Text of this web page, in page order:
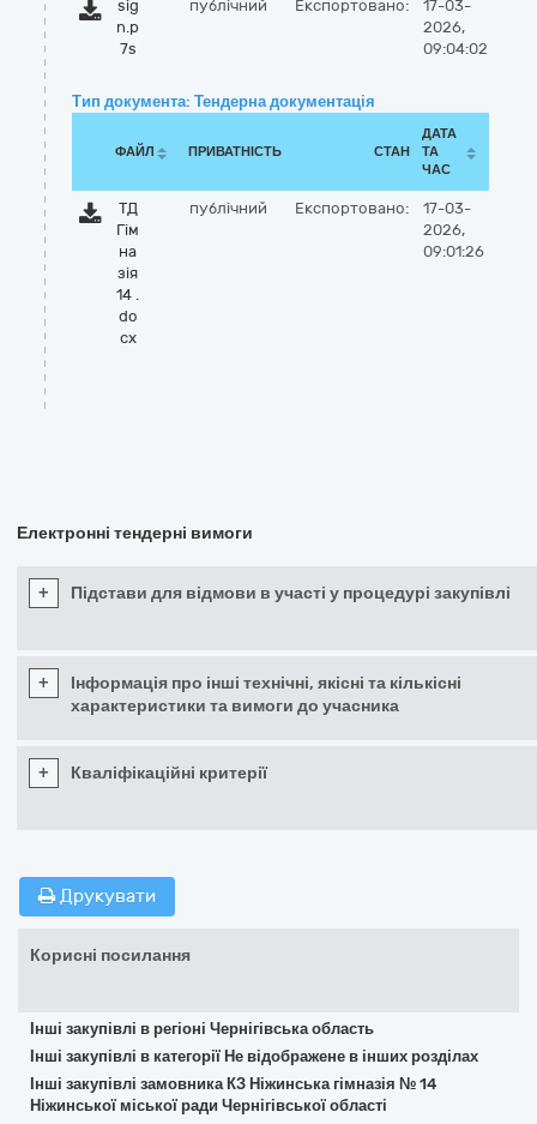
sig
n.p
7s
публічний Експортовано:
17-03-
2026,
09:04:02
Тип документа: Тендерна документація
ФАЙЛ ПРИВАТНІСТЬ СТАН
ДАТА
ТА
ЧАС
ТД
Гім
на
зія
14 .
do
cx
публічний Експортовано:
17-03-
2026,
09:01:26
Електронні тендерні вимоги
+ Підстави для відмови в участі у процедурі закупівлі
+
Інформація про інші технічні, якісні та кількісні
характеристики та вимоги до учасника
+ Кваліфікаційні критерії
Друкувати
Корисні посилання
Інші закупівлі в регіоні Чернігівська область
Інші закупівлі в категорії Не відображене в інших розділах
Інші закупівлі замовника КЗ Ніжинська гімназія № 14
Ніжинської міської ради Чернігівської області